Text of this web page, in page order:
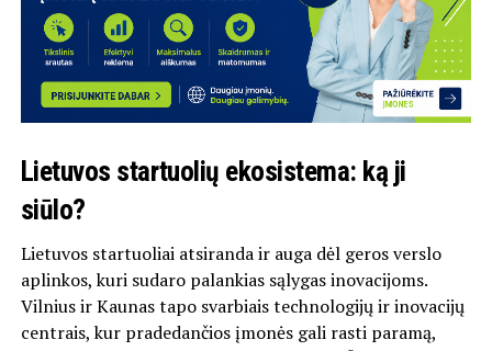
Lietuvos startuolių ekosistema: ką ji
siūlo?
Lietuvos startuoliai atsiranda ir auga dėl geros verslo
aplinkos, kuri sudaro palankias sąlygas inovacijoms.
Vilnius ir Kaunas tapo svarbiais technologijų ir inovacijų
centrais, kur pradedančios įmonės gali rasti paramą,